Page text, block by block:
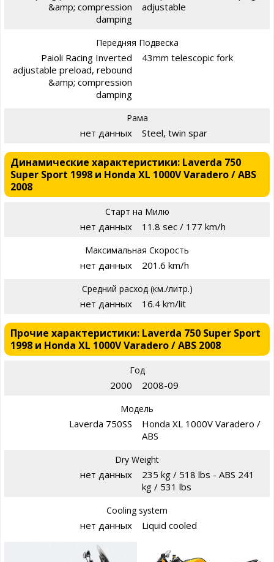
&amp; compression
damping
adjustable
Передняя Подвеска
Paioli Racing Inverted
adjustable preload, rebound
&amp; compression
damping
43mm telescopic fork
Рама
нет данных Steel, twin spar
Динамические характеристики: Laverda 750
Super Sport 1998 и Honda XL 1000V Varadero / ABS
2008
Старт на Милю
нет данных 11.8 sec / 177 km/h
Максимальная Скорость
нет данных 201.6 km/h
Средний расход (км./литр.)
нет данных 16.4 km/lit
Прочие характеристики: Laverda 750 Super Sport
1998 и Honda XL 1000V Varadero / ABS 2008
Год
2000 2008-09
Модель
Laverda 750SS
Honda XL 1000V Varadero /
ABS
Dry Weight
нет данных
235 kg / 518 lbs - ABS 241
kg / 531 lbs
Cooling system
нет данных Liquid cooled